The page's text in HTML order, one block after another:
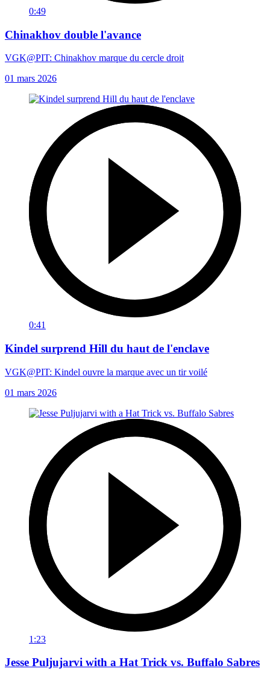
0:49
Chinakhov double l'avance
VGK@PIT: Chinakhov marque du cercle droit
01 mars 2026
0:41
Kindel surprend Hill du haut de l'enclave
VGK@PIT: Kindel ouvre la marque avec un tir voilé
01 mars 2026
1:23
Jesse Puljujarvi with a Hat Trick vs. Buffalo Sabres